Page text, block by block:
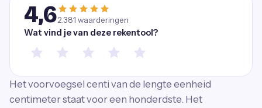
4,62.381 waarderingen
Wat vind je van deze rekentool?
Het voorvoegsel centi van de lengte eenheid
centimeter staat voor een honderdste. Het